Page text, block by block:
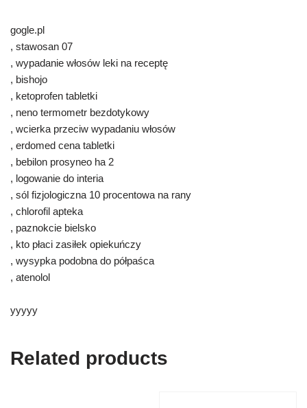
gogle.pl
, stawosan 07
, wypadanie włosów leki na receptę
, bishojo
, ketoprofen tabletki
, neno termometr bezdotykowy
, wcierka przeciw wypadaniu włosów
, erdomed cena tabletki
, bebilon prosyneo ha 2
, logowanie do interia
, sól fizjologiczna 10 procentowa na rany
, chlorofil apteka
, paznokcie bielsko
, kto płaci zasiłek opiekuńczy
, wysypka podobna do półpaśca
, atenolol
yyyyy
Related products